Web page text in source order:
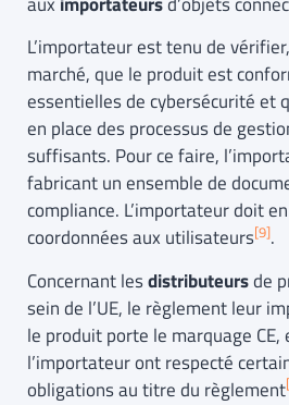
L’importateur est tenu de
marché, que le produit est
essentielles de cybersécurité et
en place des processus de
suffisants. Pour ce faire,
fabricant un ensemble de
compliance. L’importateur doit
coordonnées aux utilisateurs[9].
Concernant lesdistributeursde
sein de l’UE, le règlement leur
le produit porte le marquage
l’importateur ont respecté
obligations au titre du règlement